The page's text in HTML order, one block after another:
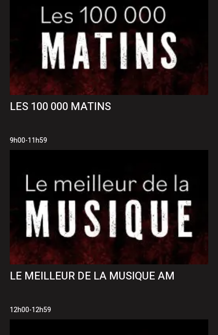
LES 100 000 MATINS
9h00-11h59
LE MEILLEUR DE LA MUSIQUE AM
12h00-12h59